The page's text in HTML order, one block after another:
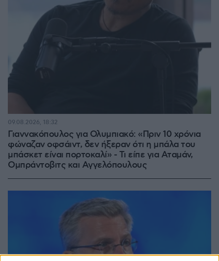
Γιαννακόπουλος για Ολυμπιακό: «Πριν 10 χρόνια
φώναζαν οφσάιντ, δεν ήξεραν ότι η μπάλα του
μπάσκετ είναι πορτοκαλί» - Τι είπε για Αταμάν,
Ομπράντοβιτς και Αγγελόπουλους
09.08.2026, 18:32